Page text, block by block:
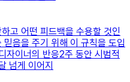
고 어떤 피드백을 수용할 것인
음을 주기 위해 이 규칙을 도입
자이너의 반응2주 동안 시범적
넘게 이어지